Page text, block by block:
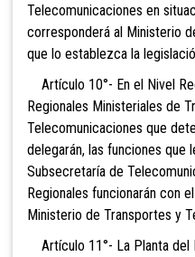
Telecomunicaciones en
corresponderá al Ministerio
que lo establezca la
Artículo 10°- En el Nivel
Regionales Ministeriales de
Telecomunicaciones que
delegarán, las funciones que
Subsecretaría de
Regionales funcionarán con
Ministerio de Transportes y
Artículo 11°- La Planta del